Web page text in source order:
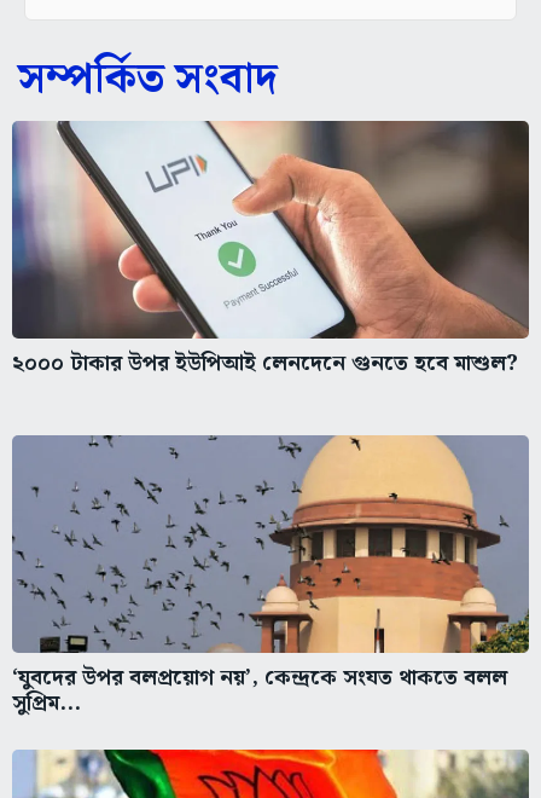
সম্পর্কিত সংবাদ
২০০০ টাকার উপর ইউপিআই লেনদেনে গুনতে হবে মাশুল?
‘যুবদের উপর বলপ্রয়োগ নয়’, কেন্দ্রকে সংযত থাকতে বলল
সুপ্রিম...